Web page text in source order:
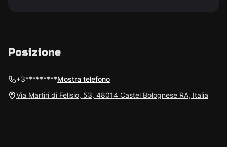
Posizione
+3*********Mostra telefono
Via Martiri di Felisio, 53, 48014 Castel Bolognese RA, Italia